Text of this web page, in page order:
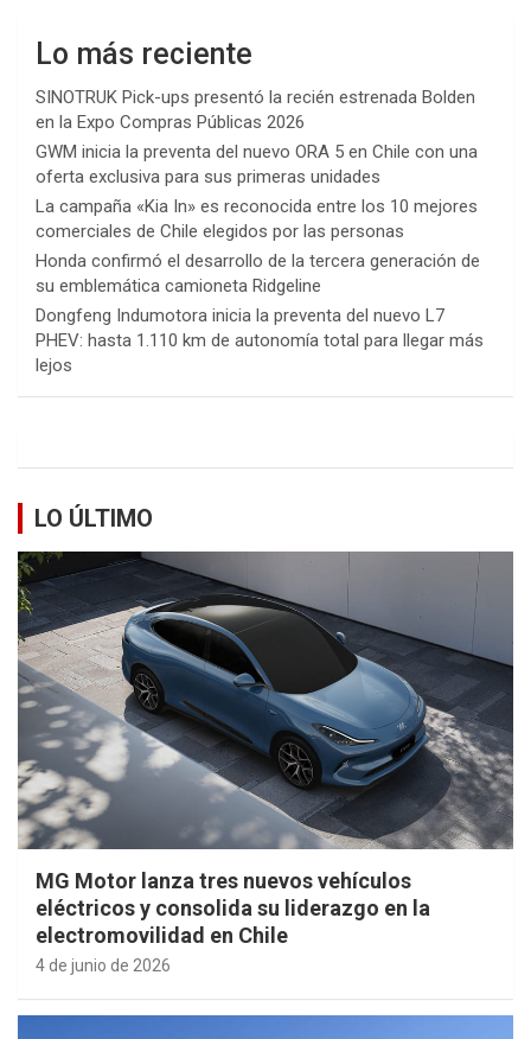
Lo más reciente
SINOTRUK Pick-ups presentó la recién estrenada Bolden
en la Expo Compras Públicas 2026
GWM inicia la preventa del nuevo ORA 5 en Chile con una
oferta exclusiva para sus primeras unidades
La campaña «Kia In» es reconocida entre los 10 mejores
comerciales de Chile elegidos por las personas
Honda confirmó el desarrollo de la tercera generación de
su emblemática camioneta Ridgeline
Dongfeng Indumotora inicia la preventa del nuevo L7
PHEV: hasta 1.110 km de autonomía total para llegar más
lejos
LO ÚLTIMO
MG Motor lanza tres nuevos vehículos
eléctricos y consolida su liderazgo en la
electromovilidad en Chile
4 de junio de 2026